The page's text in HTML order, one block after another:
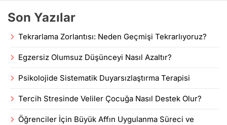
Son Yazılar
Tekrarlama Zorlantısı: Neden Geçmişi Tekrarlıyoruz?
Egzersiz Olumsuz Düşünceyi Nasıl Azaltır?
Psikolojide Sistematik Duyarsızlaştırma Terapisi
Tercih Stresinde Veliler Çocuğa Nasıl Destek Olur?
Öğrenciler İçin Büyük Affın Uygulanma Süreci ve